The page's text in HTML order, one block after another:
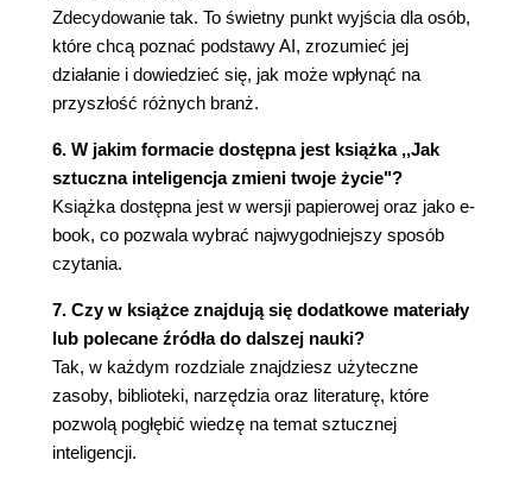
czyli przyszłość logistyki
Autonomiczne pojazdy na polskich drogach i w
polskiej przestrzeni powietrznej - prawda czy
science fictio
naszych drogach?
Użyteczne zasoby
Literatura
Rozdział 7. Zagrożenia sztucznej inteligencji
bezzałogowe maszyny bez moralności i sumienia
Cyberwojna - zagrożenie realne czy wirtualne?
Bezrobotni słudzy maszyn czy królowie życia bez
pracy?
Literatura
Podsumowanie
Zdecydowanie tak. To świetny punkt wyjścia dla osób,
które chcą poznać podstawy AI, zrozumieć jej
działanie i dowiedzieć się, jak może wpłynąć na
przyszłość różnych branż.
6. W jakim formacie dostępna jest książka ,,Jak
sztuczna inteligencja zmieni twoje życie"?
Książka dostępna jest w wersji papierowej oraz jako e-
book, co pozwala wybrać najwygodniejszy sposób
czytania.
7. Czy w książce znajdują się dodatkowe materiały
lub polecane źródła do dalszej nauki?
Tak, w każdym rozdziale znajdziesz użyteczne
zasoby, biblioteki, narzędzia oraz literaturę, które
pozwolą pogłębić wiedzę na temat sztucznej
inteligencji.